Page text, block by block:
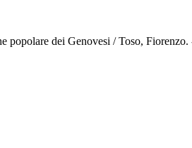
popolare dei Genovesi / Toso,